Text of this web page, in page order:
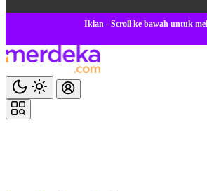
Iklan - Scroll ke bawah untuk